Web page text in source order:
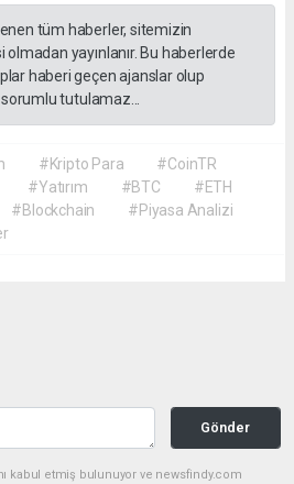
tüm haberler, sitemizin
yayınlanır. Bu haberlerde
haberi geçen ajanslar olup
tutulamaz...
#Kripto Para
#CoinTR
#Yatırım #BTC
#ETH
#Blockchain
#Piyasa Analizi
Gönder
kabul etmiş bulunuyor ve newsfindy.com